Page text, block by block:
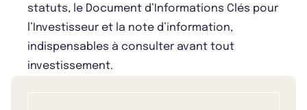
statuts, le Document d’Informations Clés pour
l’Investisseur et la note d’information,
indispensables à consulter avant tout
investissement.